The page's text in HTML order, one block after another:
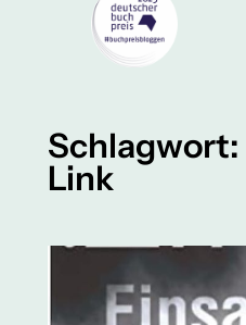
Schlagwort:
Link